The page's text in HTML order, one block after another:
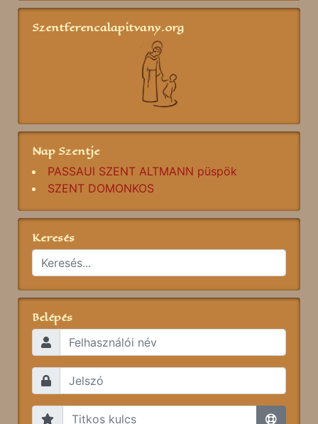
Szentferencalapitvany.org
Nap Szentje
PASSAUI SZENT ALTMANN püspök
SZENT DOMONKOS
Keresés
Belépés